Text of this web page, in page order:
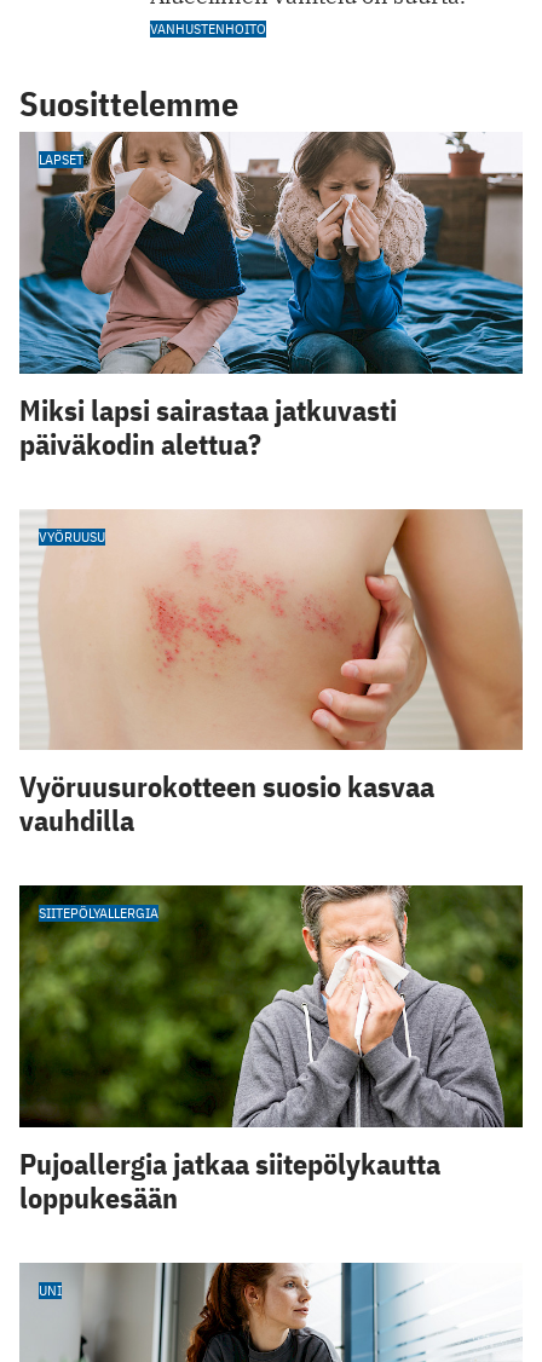
VANHUSTENHOITO
Suosittelemme
LAPSET
Miksi lapsi sairastaa jatkuvasti
päiväkodin alettua?
VYÖRUUSU
Vyöruusurokotteen suosio kasvaa
vauhdilla
SIITEPÖLYALLERGIA
Pujoallergia jatkaa siitepölykautta
loppukesään
UNI